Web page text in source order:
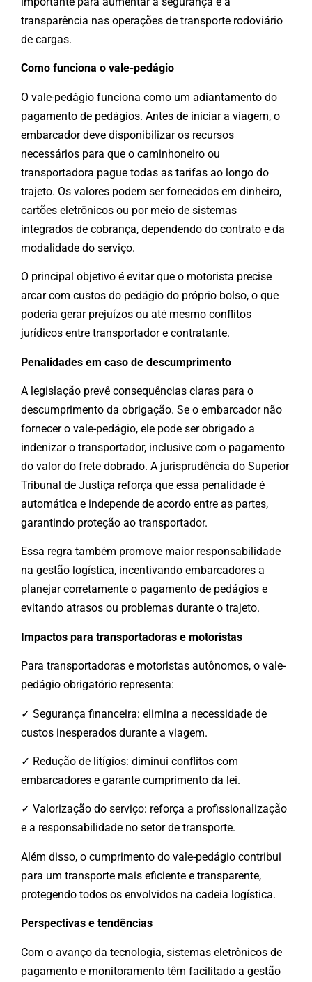
transparência nas operações de transporte rodoviário
de cargas.
Como funciona o vale-pedágio
O vale-pedágio funciona como um adiantamento do
pagamento de pedágios. Antes de iniciar a viagem, o
embarcador deve disponibilizar os recursos
necessários para que o caminhoneiro ou
transportadora pague todas as tarifas ao longo do
trajeto. Os valores podem ser fornecidos em dinheiro,
cartões eletrônicos ou por meio de sistemas
integrados de cobrança, dependendo do contrato e da
modalidade do serviço.
O principal objetivo é evitar que o motorista precise
arcar com custos do pedágio do próprio bolso, o que
poderia gerar prejuízos ou até mesmo conflitos
jurídicos entre transportador e contratante.
Penalidades em caso de descumprimento
A legislação prevê consequências claras para o
descumprimento da obrigação. Se o embarcador não
fornecer o vale-pedágio, ele pode ser obrigado a
indenizar o transportador, inclusive com o pagamento
do valor do frete dobrado. A jurisprudência do Superior
Tribunal de Justiça reforça que essa penalidade é
automática e independe de acordo entre as partes,
garantindo proteção ao transportador.
Essa regra também promove maior responsabilidade
na gestão logística, incentivando embarcadores a
planejar corretamente o pagamento de pedágios e
evitando atrasos ou problemas durante o trajeto.
Impactos para transportadoras e motoristas
Para transportadoras e motoristas autônomos, o vale-
pedágio obrigatório representa:
✓ Segurança financeira: elimina a necessidade de
custos inesperados durante a viagem.
✓ Redução de litígios: diminui conflitos com
embarcadores e garante cumprimento da lei.
✓ Valorização do serviço: reforça a profissionalização
e a responsabilidade no setor de transporte.
Além disso, o cumprimento do vale-pedágio contribui
para um transporte mais eficiente e transparente,
protegendo todos os envolvidos na cadeia logística.
Perspectivas e tendências
Com o avanço da tecnologia, sistemas eletrônicos de
pagamento e monitoramento têm facilitado a gestão